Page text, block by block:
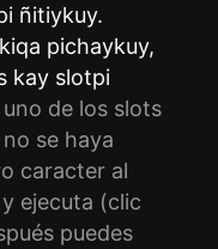
ñitiykuy.
pichaykuy,
kay slotpi
de los slots
se haya
caracter al
ejecuta (clic
puedes